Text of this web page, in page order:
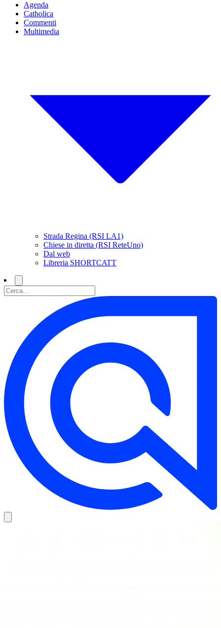
Agenda
Catholica
Commenti
Multimedia
Strada Regina (RSI LA1)
Chiese in diretta (RSI ReteUno)
Dal web
Libreria SHORTCATT